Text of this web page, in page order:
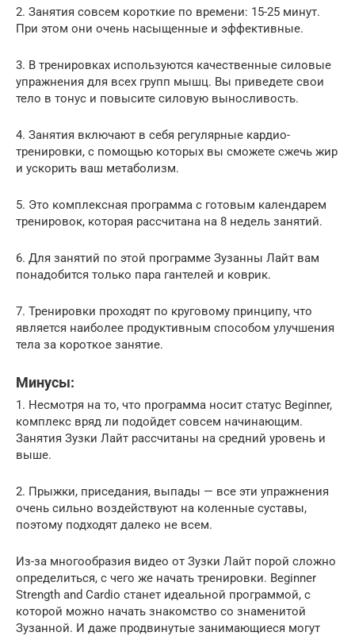
2. Занятия совсем короткие по времени: 15-25 минут.
При этом они очень насыщенные и эффективные.
3. В тренировках используются качественные силовые
упражнения для всех групп мышц. Вы приведете свои
тело в тонус и повысите силовую выносливость.
4. Занятия включают в себя регулярные кардио-
тренировки, с помощью которых вы сможете сжечь жир
и ускорить ваш метаболизм.
5. Это комплексная программа с готовым календарем
тренировок, которая рассчитана на 8 недель занятий.
6. Для занятий по этой программе Зузанны Лайт вам
понадобится только пара гантелей и коврик.
7. Тренировки проходят по круговому принципу, что
является наиболее продуктивным способом улучшения
тела за короткое занятие.
Минусы:
1. Несмотря на то, что программа носит статус Beginner,
комплекс вряд ли подойдет совсем начинающим.
Занятия Зузки Лайт рассчитаны на средний уровень и
выше.
2. Прыжки, приседания, выпады — все эти упражнения
очень сильно воздействуют на коленные суставы,
поэтому подходят далеко не всем.
Из-за многообразия видео от Зузки Лайт порой сложно
определиться, с чего же начать тренировки. Beginner
Strength and Cardio станет идеальной программой, с
которой можно начать знакомство со знаменитой
Зузанной. И даже продвинутые занимающиеся могут